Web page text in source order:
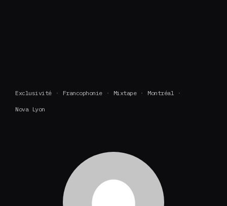
Exclusivité Francophonie Mixtape Montréal
Nova Lyon